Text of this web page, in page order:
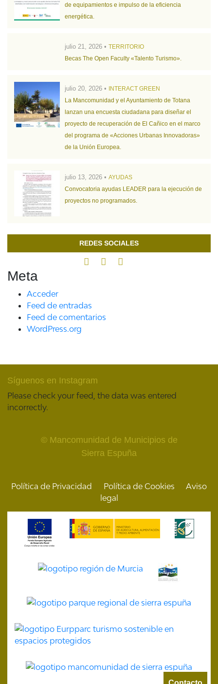
de equipamientos e impulso de la eficiencia
energética.
julio 21, 2026 • TERRITORIO
Becas The Open Faculty «Talento Turismo».
julio 20, 2026 •
INTERACT GREEN
La Mancomunidad y el Ayuntamiento de Totana
lanzan una encuesta ciudadana para diseñar el
proyecto de recuperación de El Cañico en el marco
del programa de «Acciones Urbanas Innovadoras»
de la Unión Europea.
julio 13, 2026 • AYUDAS
Convocatoria ayudas LEADER para la ejecución de
proyectos no programados.
REDES SOCIALES
Meta
Acceder
Feed de entradas
Feed de comentarios
WordPress.org
Síguenos en Instagram
Please check your feed, the data was entered
incorrectly.
© Mancomunidad de Municipios de
Sierra Espuña
Política de Privacidad Política de Cookies
Aviso
legal